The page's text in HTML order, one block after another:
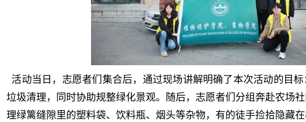
活动当日，志愿者们集合后，通过现场讲解明确了本次活动的目
垃圾清理，同时协助规整绿化景观。随后，志愿者们分组奔赴农场
理绿篱缝隙里的塑料袋、饮料瓶、烟头等杂物，有的徒手捡拾隐藏